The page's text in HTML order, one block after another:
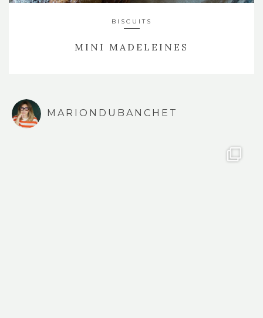
BISCUITS
MINI MADELEINES
MARIONDUBANCHET